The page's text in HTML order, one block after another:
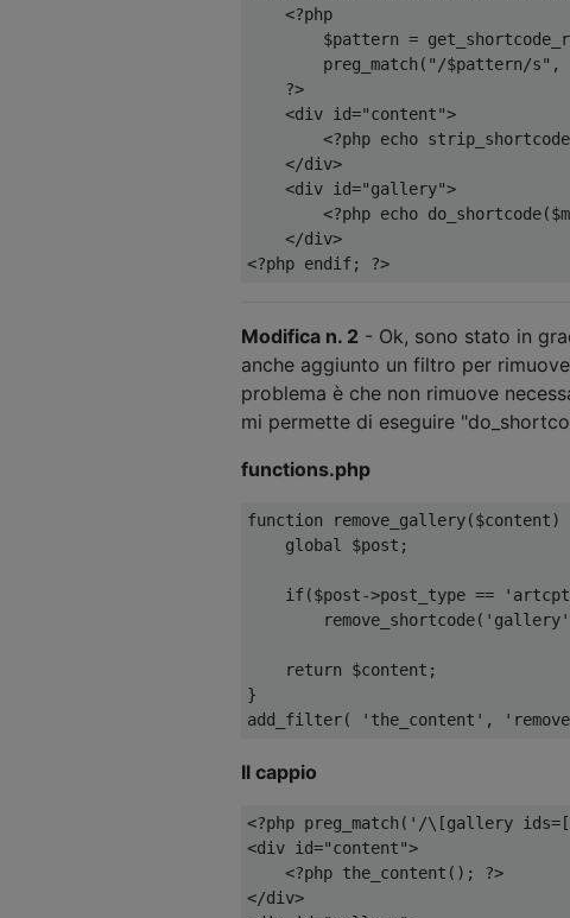
<?php
        $pattern
=
        preg_match
( "/$pattern/s" ,
?>
<div id="content">
<?php echo
</div>
<div id="gallery">
<?php echo do_shortcode(
</div>
<?php endif; ?>
Modifica n. 2 - Ok, sono stato in
anche aggiunto un filtro per
problema è che non rimuove
mi permette di eseguire
functions.php
function remove_gallery($content)
global
$post ;
if($post->post_type ==
        remove_shortcode
( 'gallery'
return $content ;
}
add_filter( 'the_content' ,
Il cappio
<?php preg_match ( '/\[gallery
<div id="content">
<?php the_content ();
?>
</div>